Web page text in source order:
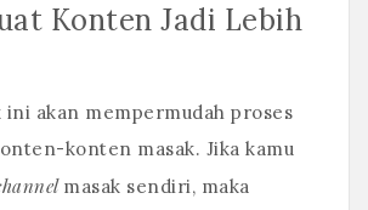
Konten Jadi Lebih
ini akan mempermudah proses
konten masak. Jika kamu
masak sendiri, maka